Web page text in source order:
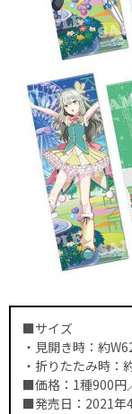
■サイズ
・見開き時：約
・折りたたみ時：
■価格：1種900円
■発売日：2021年